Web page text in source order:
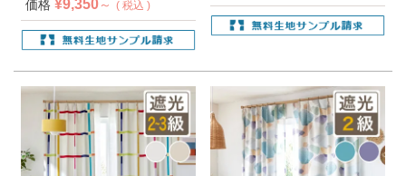
価格 ¥9,350 税込